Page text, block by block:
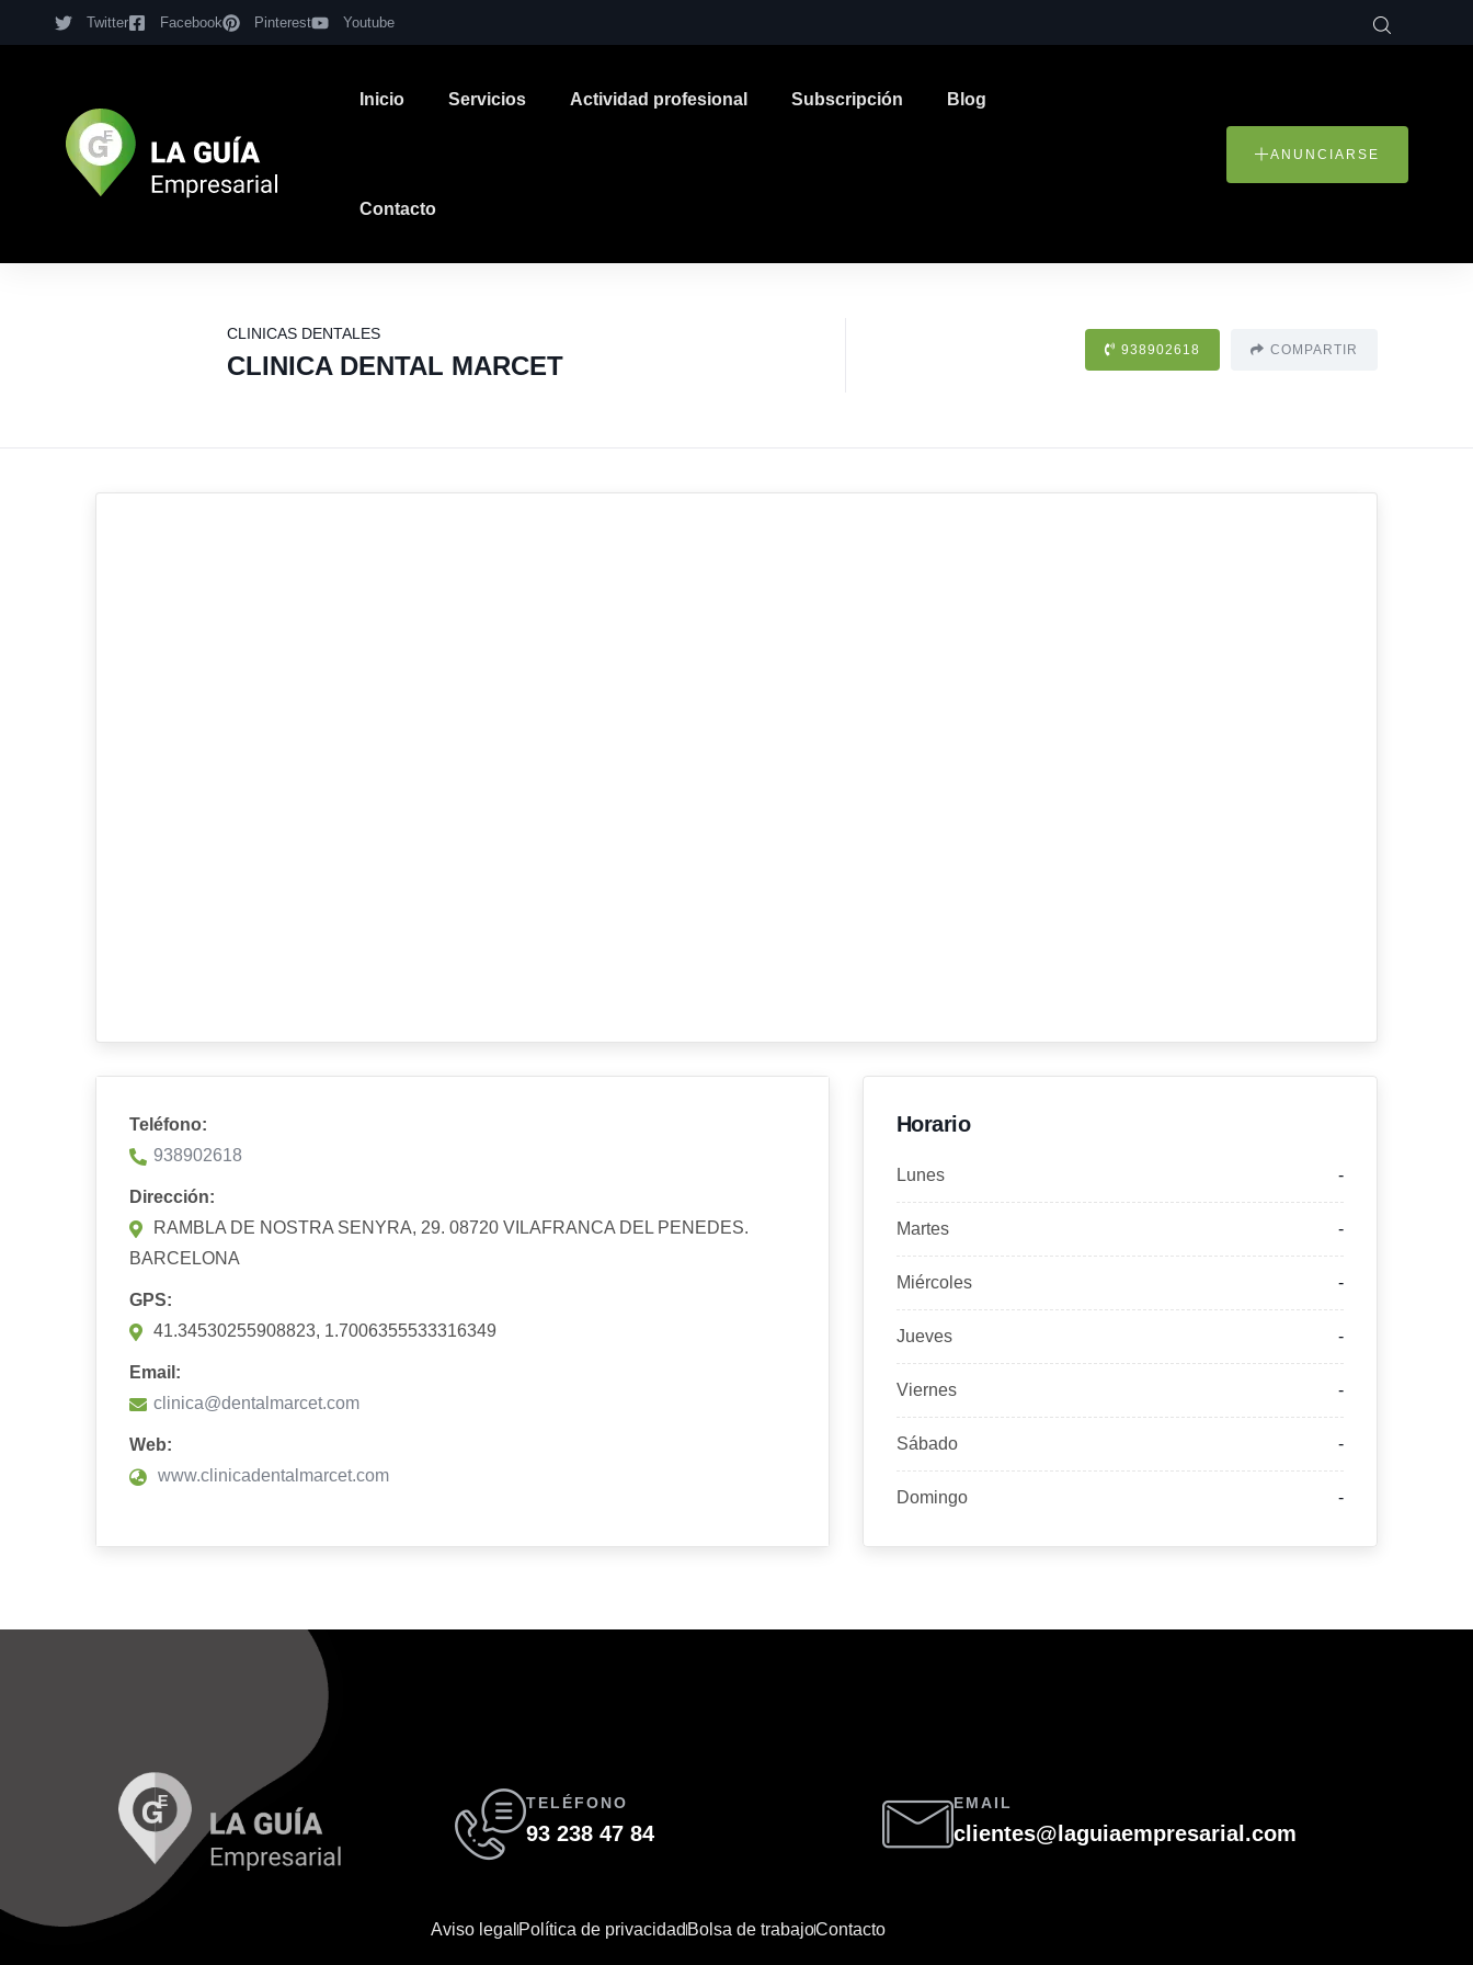
Twitter Facebook Pinterest Youtube
Inicio Servicios Actividad profesional Subscripción Blog
Contacto
ANUNCIARSE
CLINICAS DENTALES
CLINICA DENTAL MARCET
938902618 COMPARTIR
Teléfono:
938902618
Dirección:
RAMBLA DE NOSTRA SENYRA, 29. 08720 VILAFRANCA DEL PENEDES.
BARCELONA
GPS:
41.34530255908823, 1.7006355533316349
Email:
clinica@dentalmarcet.com
Web:
www.clinicadentalmarcet.com
Horario
Lunes -
Martes -
Miércoles -
Jueves -
Viernes -
Sábado -
Domingo -
TELÉFONO
93 238 47 84
EMAIL
clientes@laguiaempresarial.com
Aviso legal Política de privacidadBolsa de trabajoContacto